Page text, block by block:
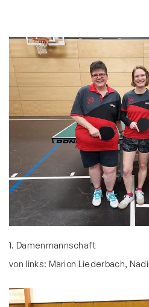
1. Damenmannschaft
von links: Marion Liederbach,
Bewegt und Kunterbunt
Carneval
Deutsches Sportabzeichen
eSport Gruppe
Fitness und Freizeitsport
Faustball
Fußball
Seniorensport